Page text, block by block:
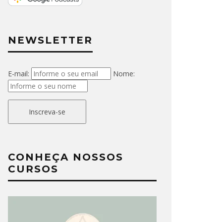
NEWSLETTER
E-mail: Nome:
Inscreva-se
CONHEÇA NOSSOS
CURSOS